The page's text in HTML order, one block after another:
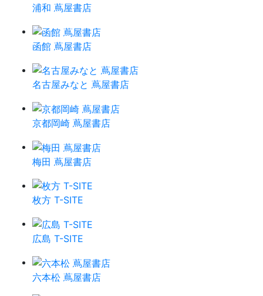
浦和 蔦屋書店
函館 蔦屋書店
名古屋みなと 蔦屋書店
京都岡崎 蔦屋書店
梅田 蔦屋書店
枚方 T-SITE
広島 T-SITE
六本松 蔦屋書店